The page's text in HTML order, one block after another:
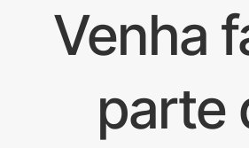
Venha
parte